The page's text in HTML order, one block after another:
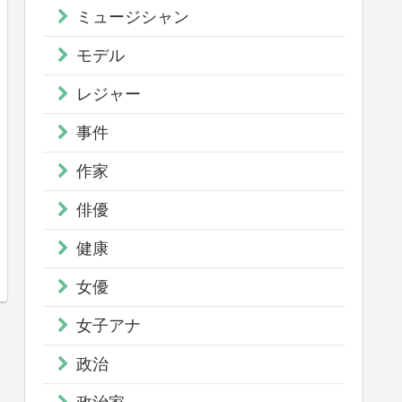
ミュージシャン
モデル
レジャー
事件
作家
俳優
健康
女優
女子アナ
政治